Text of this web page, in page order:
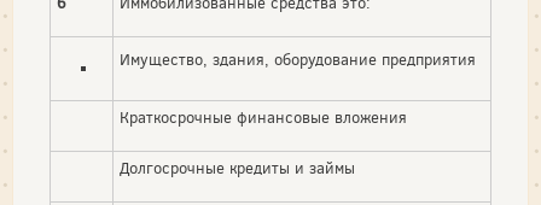
Имущество, здания, оборудование предприятия
Краткосрочные финансовые вложения
Долгосрочные кредиты и займы